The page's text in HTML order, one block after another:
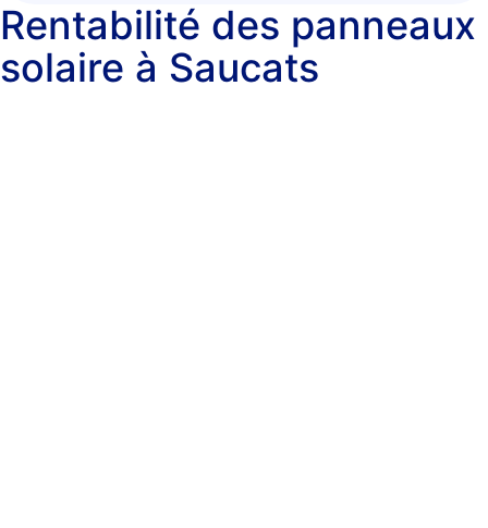
Rentabilité des panneaux
solaire à Saucats